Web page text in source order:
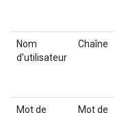
Nom
d'utilisateur
Chaîne
Mot de
Mot de